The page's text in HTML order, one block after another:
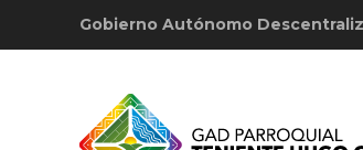
Gobierno Autónomo